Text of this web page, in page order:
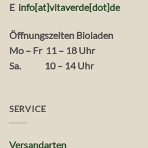
E info[at]vitaverde[dot]de
Öffnungszeiten Bioladen
Mo – Fr 11 – 18 Uhr
Sa. 10 – 14 Uhr
SERVICE
Versandarten